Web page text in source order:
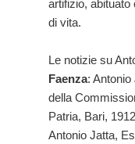
artifizio, abituato
di vita.
Le notizie su
Faenza:
della
Patria, Bari,
Antonio Jatta,